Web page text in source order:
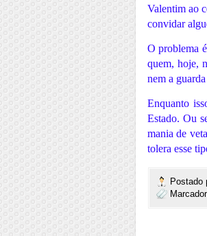
Valentim ao
convidar
O problema
quem, hoje,
nem a
Enquanto
Estado. Ou
mania de
tolera esse
Postado